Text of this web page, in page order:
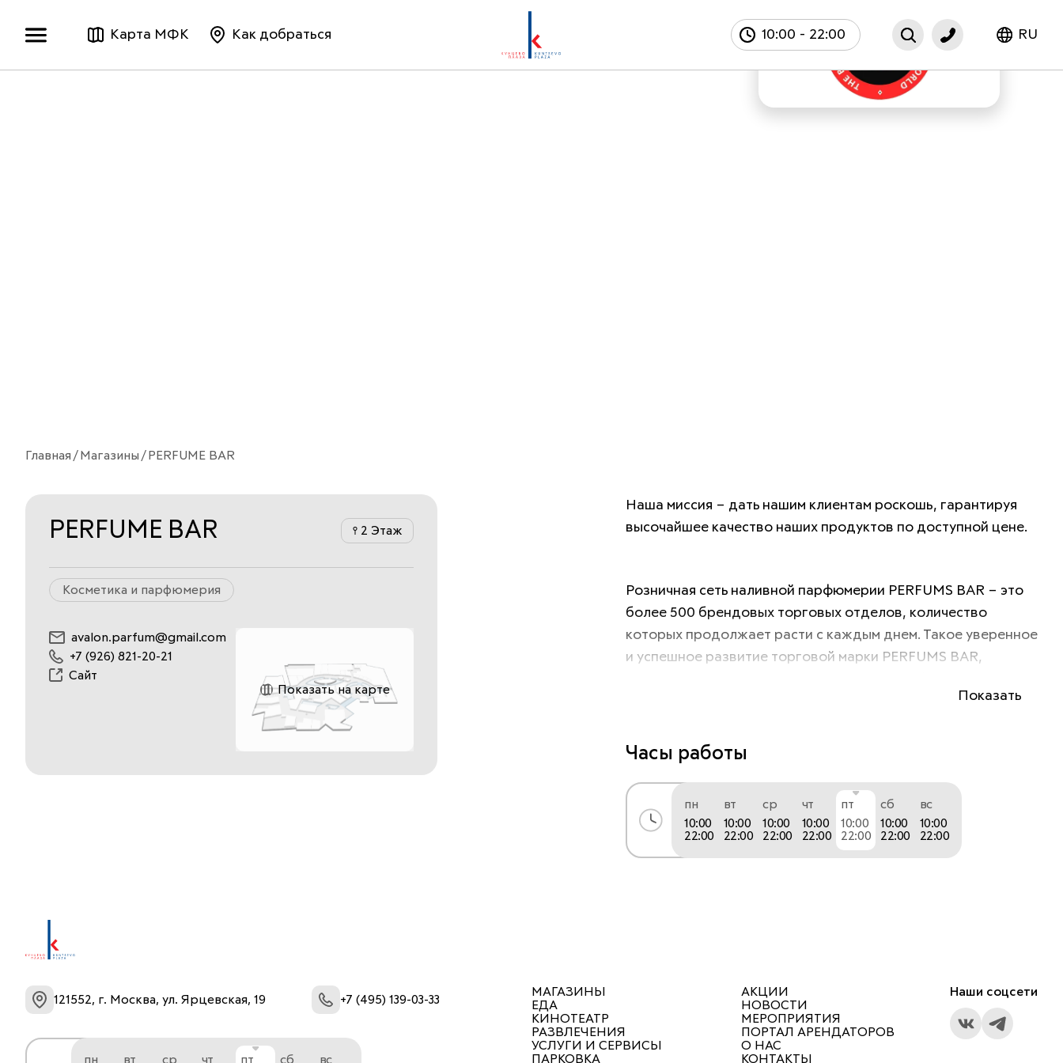
Карта МФК Как добраться 10:00 - 22:00 RU
Главная Магазины PERFUME BAR
PERFUME BAR 2 Этаж
Косметика и парфюмерия
avalon.parfum@gmail.com
+7 (926) 821-20-21
Сайт
Показать на карте
Наша миссия – дать нашим клиентам роскошь, гарантируя
высочайшее качество наших продуктов по доступной цене.
Розничная сеть наливной парфюмерии PERFUMS BAR – это
более 500 брендовых торговых отделов, количество
которых продолжает расти с каждым днем. Такое уверенное
и успешное развитие торговой марки PERFUMS BAR,
В производственном процессе мы используем парфюмерные
композиции только высокого качества и высшей ценовой
категории, произведенные компаниями Франции, Италии,
Испании, Австрии и Германии. Опыт наших технологов,
широкий круг поставщиков и использование качественного
Показать
Часы работы
пн
10:00
22:00
вт
10:00
22:00
ср
10:00
22:00
чт
10:00
22:00
пт
10:00
22:00
сб
10:00
22:00
вс
10:00
22:00
121552, г. Москва, ул. Ярцевская, 19 +7 (495) 139-03-33
пн вт ср чт пт сб вс
МАГАЗИНЫ
ЕДА
КИНОТЕАТР
РАЗВЛЕЧЕНИЯ
УСЛУГИ И СЕРВИСЫ
ПАРКОВКА
АКЦИИ
НОВОСТИ
МЕРОПРИЯТИЯ
ПОРТАЛ АРЕНДАТОРОВ
О НАС
КОНТАКТЫ
Наши соцсети